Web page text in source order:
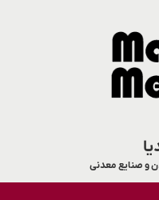
و صنایع معدنی